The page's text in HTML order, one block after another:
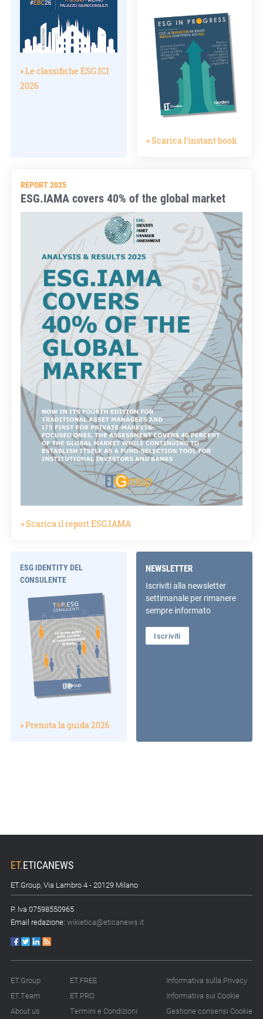
» Le classifiche ESG.ICI
2026
» Scarica l'instant book
REPORT 2025
ESG.IAMA covers 40% of the global market
» Scarica il report ESG.IAMA
ESG IDENTITY DEL
CONSULENTE
» Prenota la guida 2026
NEWSLETTER
Iscriviti alla newsletter
settimanale per rimanere
sempre informato
Iscriviti
ET.ETICANEWS
ET.Group, Via Lambro 4 - 20129 Milano
P. Iva 07598550965
Email redazione: wikietica@eticanews.it
ET.Group
ET.Team
About us
ET.FREE
ET.PRO
Termini e Condizioni
Informativa sulla Privacy
Informativa sui Cookie
Gestione consensi Cookie